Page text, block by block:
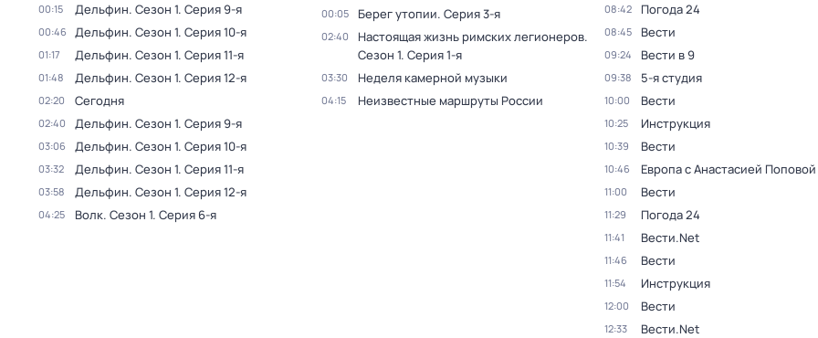
00:15 Дельфин. Сезон 1. Серия 9-я
00:46 Дельфин. Сезон 1. Серия 10-я
01:17 Дельфин. Сезон 1. Серия 11-я
01:48 Дельфин. Сезон 1. Серия 12-я
02:20 Сегодня
02:40 Дельфин. Сезон 1. Серия 9-я
03:06 Дельфин. Сезон 1. Серия 10-я
03:32 Дельфин. Сезон 1. Серия 11-я
03:58 Дельфин. Сезон 1. Серия 12-я
04:25 Волк. Сезон 1. Серия 6-я
00:05 Берег утопии. Серия 3-я
02:40 Настоящая жизнь римских легионеров.
Сезон 1. Серия 1-я
03:30 Неделя камерной музыки
04:15 Неизвестные маршруты России
08:42 Погода 24
08:45 Вести
09:24 Вести в 9
09:38 5-я студия
10:00 Вести
10:25 Инструкция
10:39 Вести
10:46 Европа с Анастасией Поповой
11:00 Вести
11:29 Погода 24
11:41 Вести.Net
11:46 Вести
11:54 Инструкция
12:00 Вести
12:33 Вести.Net